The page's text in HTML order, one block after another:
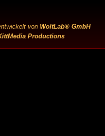
von WoltLab® GmbH
Productions